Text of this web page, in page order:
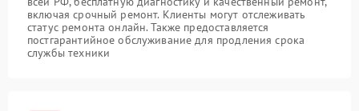
включая срочный ремонт. Клиенты могут отслеживать
статус ремонта онлайн. Также предоставляется
постгарантийное обслуживание для продления срока
службы техники